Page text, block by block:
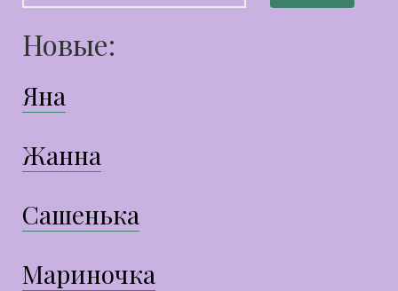
Новые:
Яна
Жанна
Сашенька
Мариночка